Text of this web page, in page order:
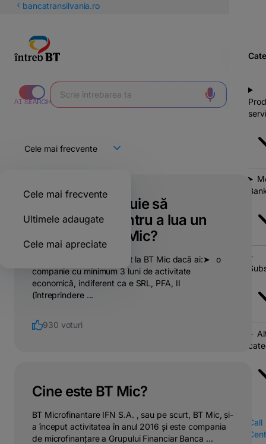
latineștibancatransilvania.ro
Call
Cele mai frecvente
Ultimele adaugate
Cele mai apreciate
Ce condiții trebuie să
îndeplinesc pentru a lua un
credit de la BT Mic?
Poți beneficia de un credit la BT Mic dacă ai:➤⠀o
companie cu minimum 3 luni de activitate
economică, indiferent ca e SRL, PFA, II
(întreprindere ...
930 voturi
Cine este BT Mic?
BT Microfinantare IFN S.A. , sau pe scurt, BT Mic, și-
a început activitatea în anul 2016 și este compania
de microfinanțare a Grupului Financiar Banca ...